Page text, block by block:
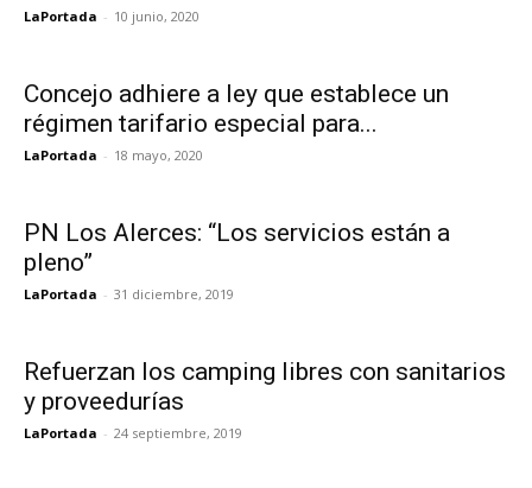
LaPortada - 10 junio, 2020
Concejo adhiere a ley que establece un
régimen tarifario especial para...
LaPortada - 18 mayo, 2020
PN Los Alerces: “Los servicios están a
pleno”
LaPortada - 31 diciembre, 2019
Refuerzan los camping libres con sanitarios
y proveedurías
LaPortada - 24 septiembre, 2019